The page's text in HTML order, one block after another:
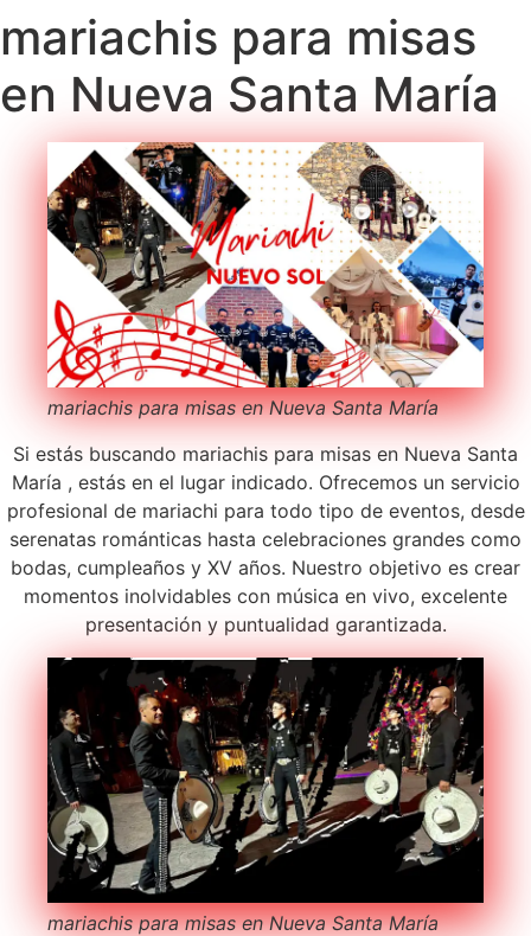
mariachis para misas
en Nueva Santa María
mariachis para misas en Nueva Santa María
Si estás buscando mariachis para misas en Nueva Santa
María , estás en el lugar indicado. Ofrecemos un servicio
profesional de mariachi para todo tipo de eventos, desde
serenatas románticas hasta celebraciones grandes como
bodas, cumpleaños y XV años. Nuestro objetivo es crear
momentos inolvidables con música en vivo, excelente
presentación y puntualidad garantizada.
mariachis para misas en Nueva Santa María